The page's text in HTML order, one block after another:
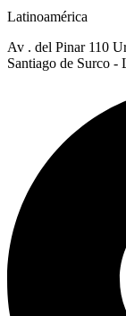
Latinoamérica
Av . del Pinar 110
Santiago de Surco -